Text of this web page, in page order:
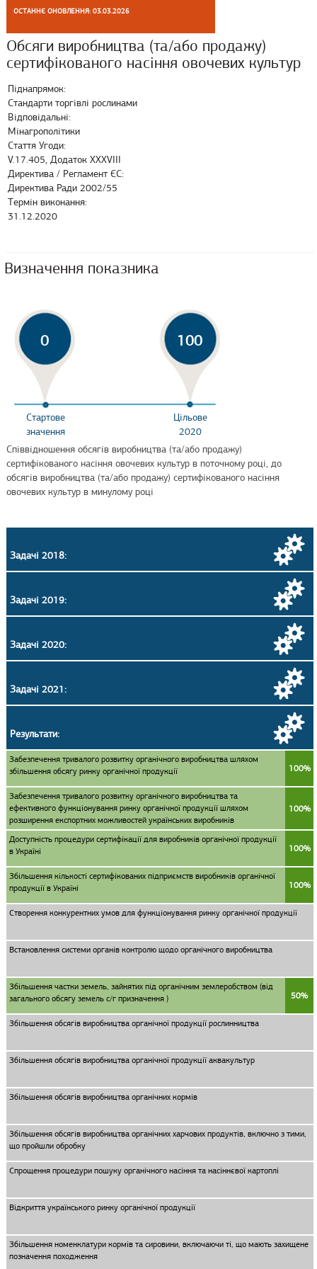
ОСТАННЄ ОНОВЛЕННЯ: 03.03.2026
Обсяги виробництва (та/або продажу)
сертифікованого насіння овочевих культур
Піднапрямок:
Стандарти торгівлі рослинами
Відповідальні:
Мінагрополітики
Стаття Угоди:
V.17.405, Додаток XXXVIII
Директива / Регламент ЄС:
Директива Ради 2002/55
Термін виконання:
31.12.2020
Визначення показника
0 100
Стартове
значення
Цільове
2020
Співвідношення обсягів виробництва (та/або продажу)
сертифікованого насіння овочевих культур в поточному році, до
обсягів виробництва (та/або продажу) сертифікованого насіння
овочевих культур в минулому році
Задачі 2018:
Задачі 2019:
Задачі 2020:
Задачі 2021:
Результати:
Забезпечення тривалого розвитку органічного виробництва шляхом
збільшення обсягу ринку органічної продукції
100%
Забезпечення тривалого розвитку органічного виробництва та
ефективного функціонування ринку органічної продукції шляхом
розширення експортних можливостей українських виробників
100%
Доступність процедури сертифікації для виробників органічної продукції
в Україні
100%
Збільшення кількості сертифікованих підприємств виробників органічної
продукції в Україні
100%
Створення конкурентних умов для функціонування ринку органічної продукції
Встановлення системи органів контролю щодо органічного виробництва
Збільшення частки земель, зайнятих під органічним землеробством (від
загального обсягу земель с/г призначення )
50%
Збільшення обсягів виробництва органічної продукції рослинництва
Збільшення обсягів виробництва органічної продукції аквакультур
Збільшення обсягів виробництва органічних кормів
Збільшення обсягів виробництва органічних харчових продуктів, включно з тими,
що пройшли обробку
Спрощення процедури пошуку органічного насіння та насіннєвої картоплі
Відкриття українського ринку органічної продукції
Збільшення номенклатури кормів та сировини, включаючи ті, що мають захищене
позначення походження